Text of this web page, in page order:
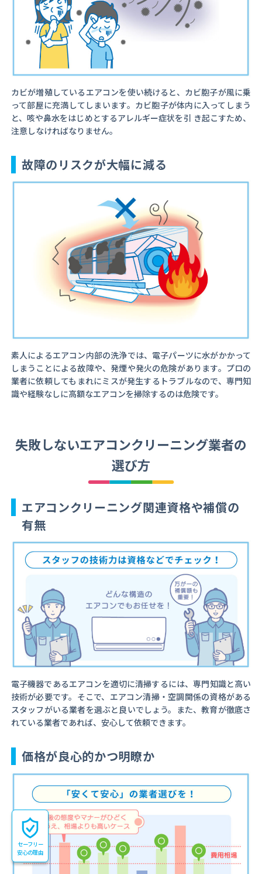
カビが増殖しているエアコンを使い続けると、カビ胞子が風に乗
って部屋に充満してしまいます。カビ胞子が体内に入ってしまう
と、咳や鼻水をはじめとするアレルギー症状を引 き起こすため、
注意しなければなりません。
故障のリスクが大幅に減る
素人によるエアコン内部の洗浄では、電子パーツに水がかかって
しまうことによる故障や、発煙や発火の危険があります。プロの
業者に依頼してもまれにミスが発生するトラブルなので、専門知
識や経験なしに高額なエアコンを掃除するのは危険です。
失敗しないエアコンクリーニング業者の
選び方
エアコンクリーニング関連資格や補償の
有無
電子機器であるエアコンを適切に清掃するには、専門知識と高い
技術が必要です。そこで、エアコン清掃・空調関係の資格がある
スタッフがいる業者を選ぶと良いでしょう。また、教育が徹底さ
れている業者であれば、安心して依頼できます。
価格が良心的かつ明瞭か
セーフリー
安心の理由